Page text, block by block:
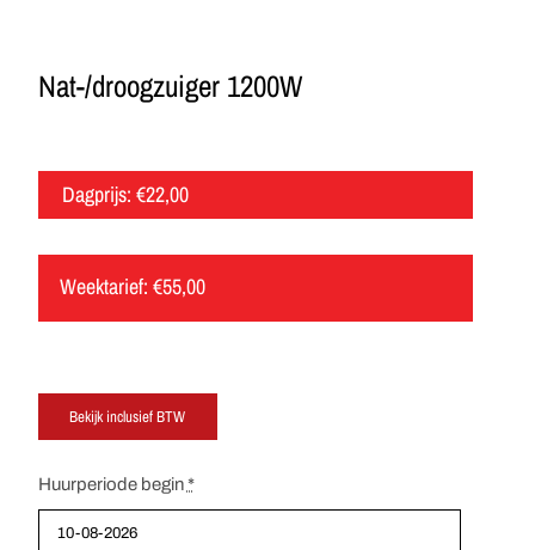
Nat-/droogzuiger 1200W
Dagprijs: €22,00
Weektarief: €55,00
Huurperiode begin*